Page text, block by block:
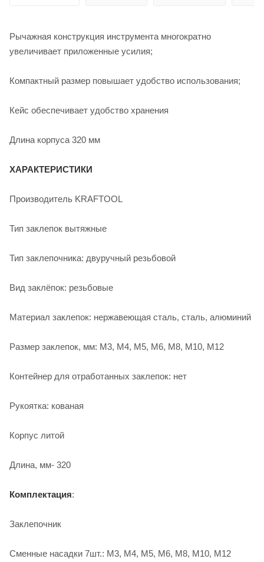
Рычажная конструкция инструмента многократно
увеличивает приложенные усилия;
Компактный размер повышает удобство использования;
Кейс обеспечивает удобство хранения
Длина корпуса 320 мм
ХАРАКТЕРИСТИКИ
Производитель KRAFTOOL
Тип заклепок вытяжные
Тип заклепочника: двуручный резьбовой
Вид заклёпок: резьбовые
Материал заклепок: нержавеющая сталь, сталь, алюминий
Размер заклепок, мм: М3, М4, М5, М6, М8, М10, М12
Контейнер для отработанных заклепок: нет
Рукоятка: кованая
Корпус литой
Длина, мм- 320
Комплектация:
Заклепочник
Сменные насадки 7шт.: М3, М4, М5, М6, М8, М10, М12